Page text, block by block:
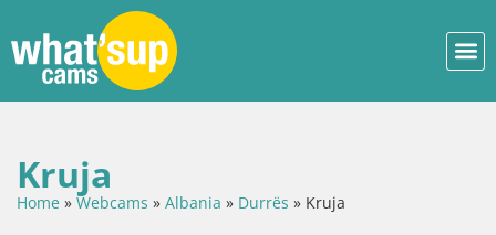
Kruja
Home » Webcams » Albania » Durrës » Kruja